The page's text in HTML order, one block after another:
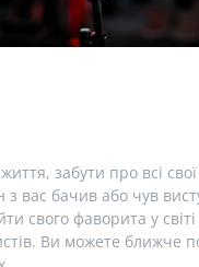
забути про всі
бачив або чув
свого фаворита у
Ви можете ближче